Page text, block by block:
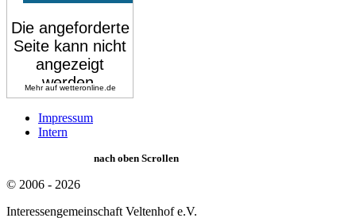
Mehr auf wetteronline.de
Impressum
Intern
nach oben Scrollen
© 2006 - 2026
Interessengemeinschaft Veltenhof e.V.